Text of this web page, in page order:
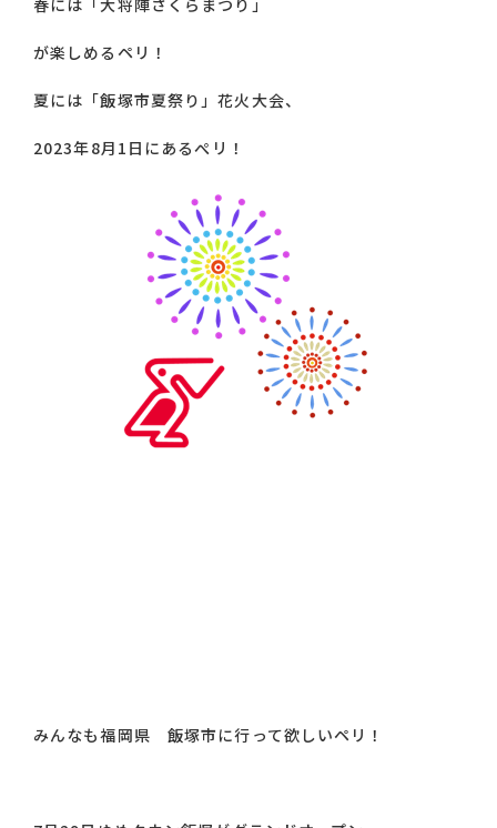
春には「大将陣さくらまつり」
が楽しめるペリ！
夏には「飯塚市夏祭り」花火大会、
2023年8月1日にあるぺリ！
みんなも福岡県 飯塚市に行って欲しいペリ！